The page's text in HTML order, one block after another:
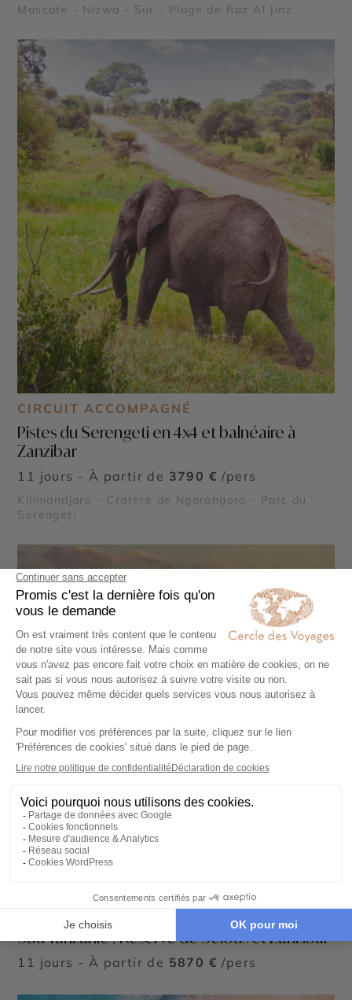
Mascate - Nizwa - Sur - Plage de Raz Al Jinz
CIRCUIT ACCOMPAGNÉ
Pistes du Serengeti en 4x4 et balnéaire à
Zanzibar
11 jours - À partir de 3790 € /pers
Kilimandjaro - Cratère de Ngorongoro - Parc du
Serengeti
Sud Tanzanie : Réserve de Selous et Zanzibar
11 jours - À partir de 5870 € /pers